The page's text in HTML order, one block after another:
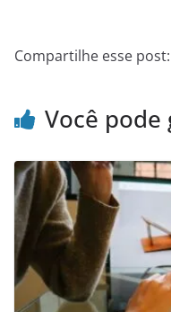
Compartilhe esse post:
Você